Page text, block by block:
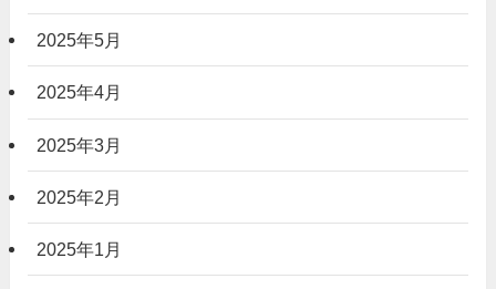
2025年5月
2025年4月
2025年3月
2025年2月
2025年1月